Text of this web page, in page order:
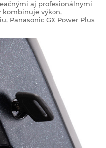
aj profesionálnymi
kombinuje výkon,
Panasonic GX Power Plus